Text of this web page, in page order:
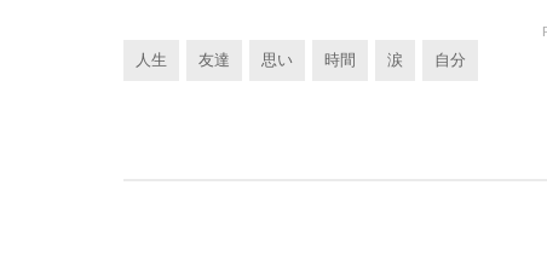
人生 友達 思い 時間 涙 自分